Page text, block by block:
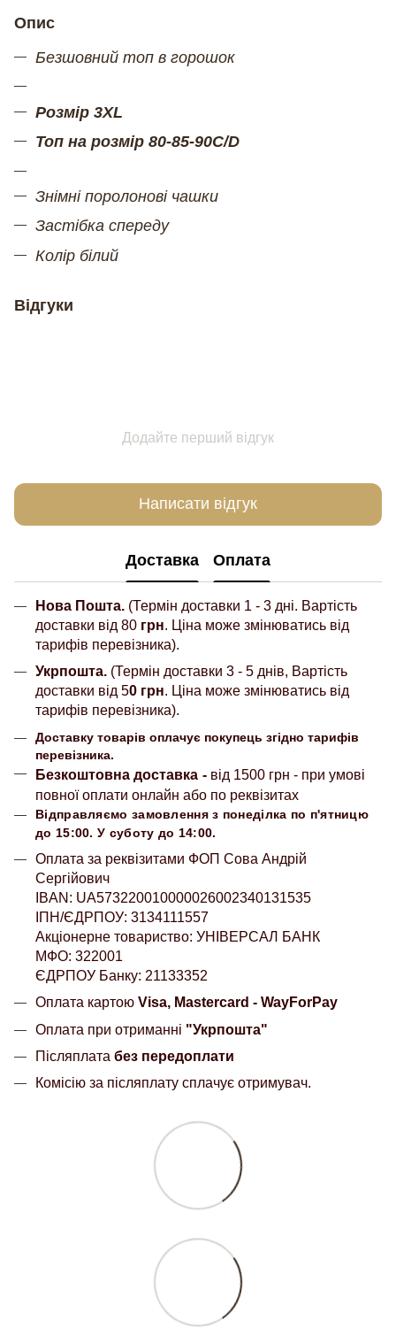
Опис
Безшовний топ в горошок
Розмір 3XL
Топ на розмір 80-85-90С/D
Знімні поролонові чашки
Застібка спереду
Колір білий
Відгуки
Додайте перший відгук
Написати відгук
Доставка Оплата
Нова Пошта. (Термін доставки 1 - 3 дні. Вартість
доставки від 80 грн. Ціна може змінюватись від
тарифів перевізника).
Укрпошта. (Термін доставки 3 - 5 днів, Вартість
доставки від 50 грн. Ціна може змінюватись від
тарифів перевізника).
Доставку товарів оплачує покупець згідно тарифів
перевізника.
Безкоштовна доставка - від 1500 грн - при умові
повної оплати онлайн або по реквізитах
Відправляємо замовлення з понеділка по п'ятницю
до 15:00. У суботу до 14:00.
Оплата за реквізитами ФОП Сова Андрій
Сергійович
IBAN: UA573220010000026002340131535
ІПН/ЄДРПОУ: 3134111557
Акціонерне товариство: УНІВЕРСАЛ БАНК
МФО: 322001
ЄДРПОУ Банку: 21133352
Оплата картою Visa, Mastercard - WayForPay
Оплата при отриманні "Укрпошта"
Післяплата без передоплати
Комісію за післяплату сплачує отримувач.